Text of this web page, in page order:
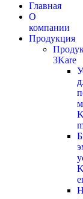
Главная
О
компании
Продукция
3Kare